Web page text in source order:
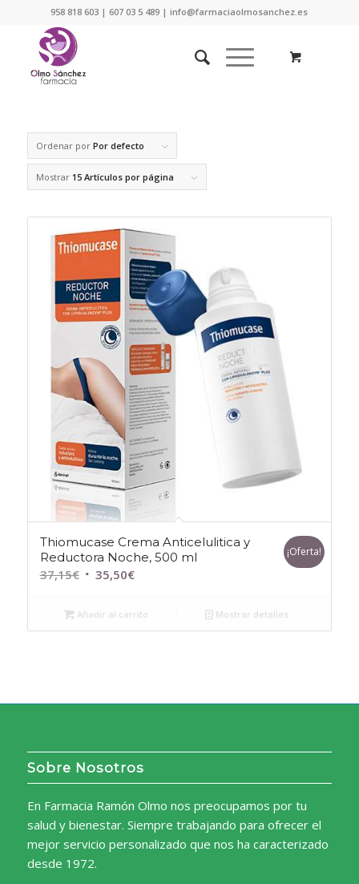
958 818 603 | 607 03 5 489 | info@farmaciaolmosanchez.es
Ordenar por Por defecto
Mostrar 15 Artículos por página
Thiomucase Crema Anticelulitica y
Reductora Noche, 500 ml
37,15€ El
original
era:
35,50€El
actual
es:
¡Oferta!
Añadir al carrito Mostrar detalles
Sobre Nosotros
En Farmacia Ramón Olmo nos preocupamos por tu
salud y bienestar. Siempre trabajando para ofrecer el
mejor servicio personalizado que nos ha caracterizado
desde 1972.